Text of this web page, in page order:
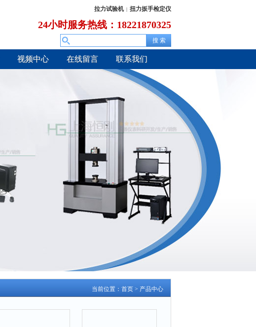
拉力试验机 | 扭力扳手检定仪
24小时服务热线：18221870325
视频中心 在线留言 联系我们
当前位置： 首页 > 产品中心